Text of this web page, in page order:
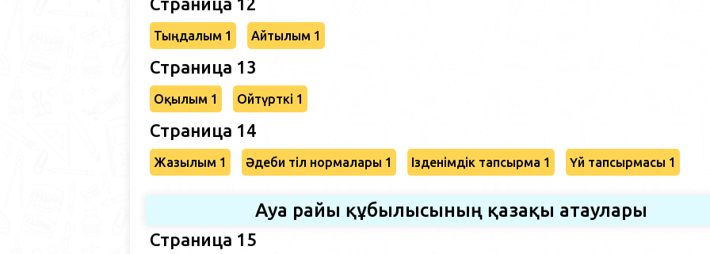
Тыңдалым 1 Айтылым 1
Страница 13
Оқылым 1 Ойтүрткі 1
Страница 14
Жазылым 1 Әдеби тіл нормалары 1 Ізденімдік тапсырма 1 Үй тапсырмасы 1
Ауа райы құбылысының қазақы атаулары
Страница 15